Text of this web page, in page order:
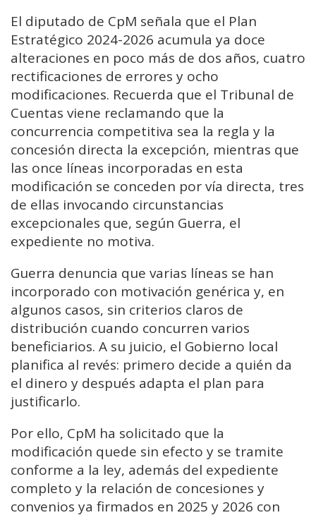
El diputado de CpM señala que el Plan
Estratégico 2024-2026 acumula ya doce
alteraciones en poco más de dos años, cuatro
rectificaciones de errores y ocho
modificaciones. Recuerda que el Tribunal de
Cuentas viene reclamando que la
concurrencia competitiva sea la regla y la
concesión directa la excepción, mientras que
las once líneas incorporadas en esta
modificación se conceden por vía directa, tres
de ellas invocando circunstancias
excepcionales que, según Guerra, el
expediente no motiva.
Guerra denuncia que varias líneas se han
incorporado con motivación genérica y, en
algunos casos, sin criterios claros de
distribución cuando concurren varios
beneficiarios. A su juicio, el Gobierno local
planifica al revés: primero decide a quién da
el dinero y después adapta el plan para
justificarlo.
Por ello, CpM ha solicitado que la
modificación quede sin efecto y se tramite
conforme a la ley, además del expediente
completo y la relación de concesiones y
convenios ya firmados en 2025 y 2026 con